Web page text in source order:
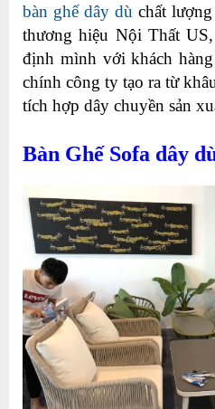
bàn ghế dây dù chất
thương hiệu Nội Thất
định mình với khách
chính công ty tạo ra từ
tích hợp dây chuyền sản
Bàn Ghế Sofa dây